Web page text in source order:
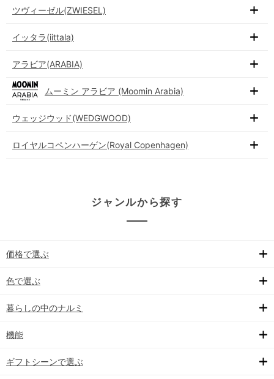
ツヴィーゼル(ZWIESEL)
イッタラ(iittala)
アラビア(ARABIA)
ムーミン アラビア (Moomin Arabia)
ウェッジウッド(WEDGWOOD)
ロイヤルコペンハーゲン(Royal Copenhagen)
ジャンルから探す
価格で選ぶ
色で選ぶ
暮らしの中のナルミ
機能
ギフトシーンで選ぶ